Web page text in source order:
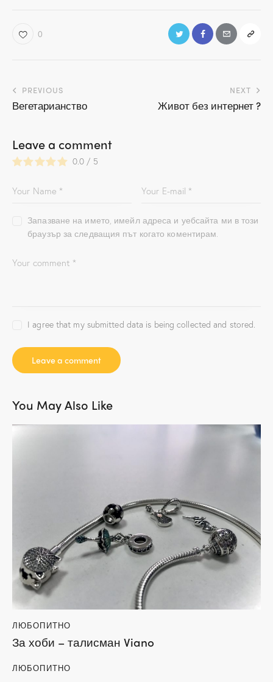
0
Навигация
PREVIOUS
Вегетарианство
NEXT
Живот без интернет ?
Leave a comment
0.0 / 5
Запазване на името, имейл адреса и уебсайта ми в този
браузър за следващия път когато коментирам.
I agree that my submitted data is being collected and stored.
You May Also Like
ЛЮБОПИТНО
За хоби – талисман Viano
ЛЮБОПИТНО